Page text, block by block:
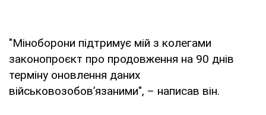
"Міноборони підтримує мій з колегами
законопроєкт про продовження на 90 днів
терміну оновлення даних
військовозобов’язаними", – написав він.